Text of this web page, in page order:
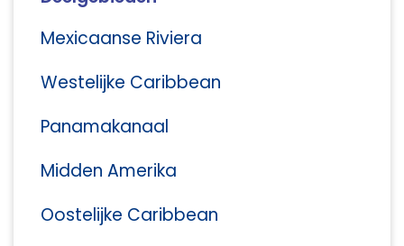
Mexicaanse Riviera
Westelijke Caribbean
Panamakanaal
Midden Amerika
Oostelijke Caribbean